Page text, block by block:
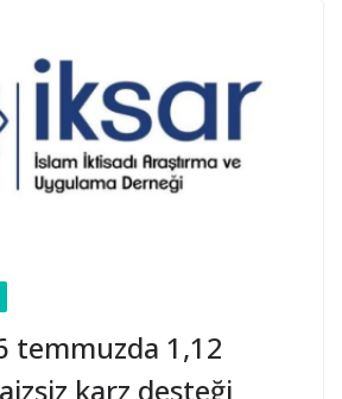
temmuzda 1,12
karz desteği